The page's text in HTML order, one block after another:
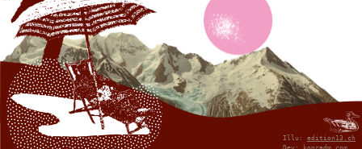
Illu: edition13.ch